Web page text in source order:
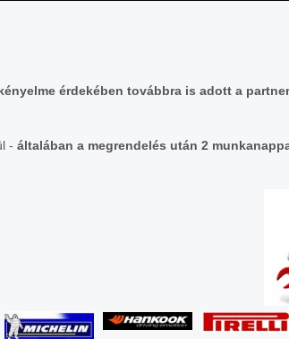
érdekében továbbra is adott a
- általában a megrendelés után 2